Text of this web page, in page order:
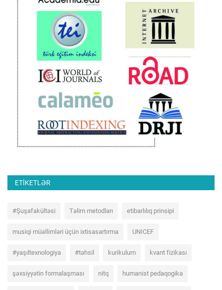
ETIKETLƏR
#Şuşafakültəsi Təlim metodları etibarlılıq prinsipi
musiqi müəllimləri üçün ixtisasartırma UNICEF
#yaşıltexnologiya #təhsil kurikulum kvant fizikası
şəxsiyyətin formalaşması nitq humanist pedaqogika